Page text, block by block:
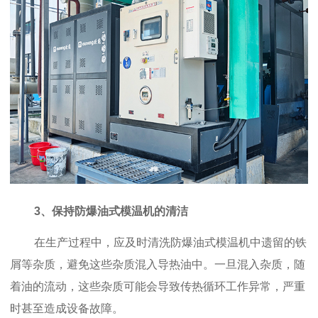
3、保持防爆油式模温机的清洁
在生产过程中，应及时清洗防爆油式模温机中遗留的铁
屑等杂质，避免这些杂质混入导热油中。一旦混入杂质，随
着油的流动，这些杂质可能会导致传热循环工作异常，严重
时甚至造成设备故障。